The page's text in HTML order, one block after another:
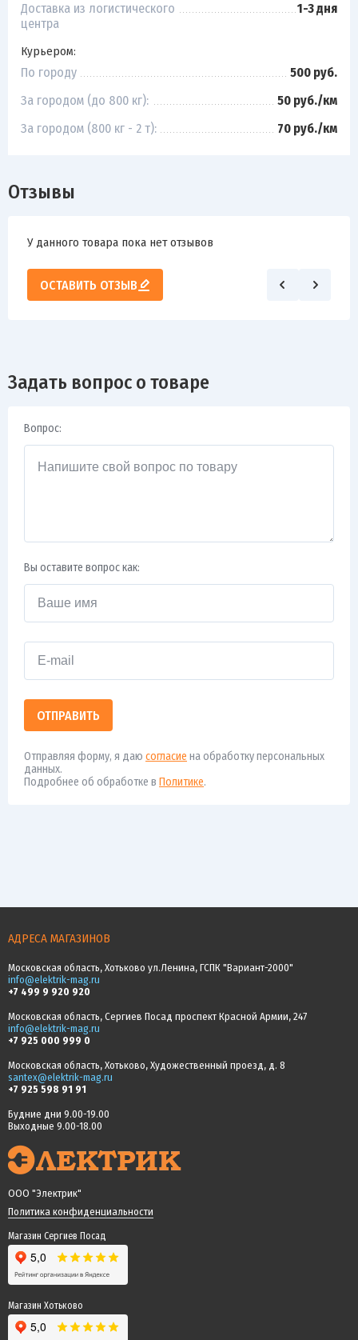
Доставка из логистического
центра
1-3 дня
Курьером:
По городу
500 руб.
За городом (до 800 кг):
50 руб./км
За городом (800 кг - 2 т):
70 руб./км
Отзывы
У данного товара пока нет отзывов
ОСТАВИТЬ ОТЗЫВ
Задать вопрос о товаре
Вопрос:
Вы оставите вопрос как:
ОТПРАВИТЬ
Отправляя форму, я даю согласие на обработку персональных
данных.
Подробнее об обработке в Политике.
АДРЕСА МАГАЗИНОВ
Московская область, Хотьково ул.Ленина, ГСПК "Вариант-2000"
info@elektrik-mag.ru
+7 499 9 920 920
Московская область, Сергиев Посад проспект Красной Армии, 247
info@elektrik-mag.ru
+7 925 000 999 0
Московская область, Хотьково, Художественный проезд, д. 8
santex@elektrik-mag.ru
+7 925 598 91 91
Будние дни 9.00-19.00
Выходные 9.00-18.00
ООО "Электрик"
Политика конфиденциальности
Магазин Сергиев Посад
Магазин Хотьково